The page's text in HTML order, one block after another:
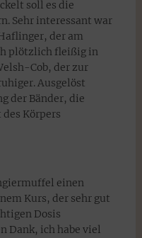
soll es die
Sehr interessant war
der am
plötzlich fleißig in
Cob, der zur
Ausgelöst
der Bänder, die
Körpers
einen
Kurs, der sehr gut
Dosis
Dank, ich habe viel